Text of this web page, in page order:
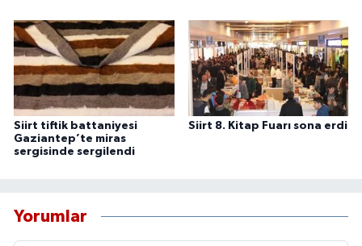
Siirt tiftik battaniyesi
Gaziantep’te miras
sergisinde sergilendi
Siirt 8. Kitap Fuarı sona erdi
Yorumlar